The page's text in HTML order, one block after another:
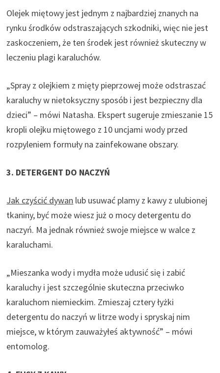
a
r
c
Olejek miętowy jest jednym z najbardziej znanych na
rynku środków odstraszających szkodniki, więc nie jest
zaskoczeniem, że ten środek jest również skuteczny w
leczeniu plagi karaluchów.
„Spray z olejkiem z mięty pieprzowej może odstraszać
karaluchy w nietoksyczny sposób i jest bezpieczny dla
dzieci” – mówi Natasha. Ekspert sugeruje zmieszanie 15
kropli olejku miętowego z 10 uncjami wody przed
rozpyleniem formuły na zainfekowane obszary.
3. DETERGENT DO NACZYŃ
Jak czyścić dywan lub usuwać plamy z kawy z ulubionej
tkaniny, być może wiesz już o mocy detergentu do
naczyń. Ma jednak również swoje miejsce w walce z
karaluchami.
„Mieszanka wody i mydła może udusić się i zabić
karaluchy i jest szczególnie skuteczna przeciwko
karaluchom niemieckim. Zmieszaj cztery łyżki
detergentu do naczyń w litrze wody i spryskaj nim
miejsce, w którym zauważyłeś aktywność” – mówi
entomolog.